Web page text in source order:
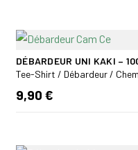
DÉBARDEUR UNI KAKI –
Tee-Shirt / Débardeur /
9,90 €